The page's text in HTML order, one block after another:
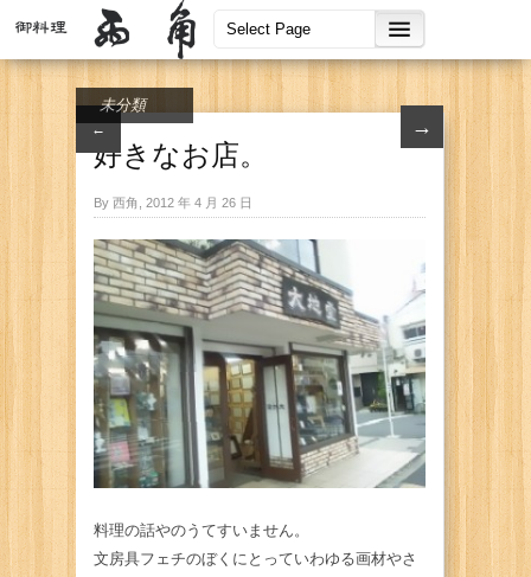
← →
未分類
好きなお店。
By 西角, 2012 年 4 月 26 日
料理の話やのうてすいません。
文房具フェチのぼくにとっていわゆる画材やさ